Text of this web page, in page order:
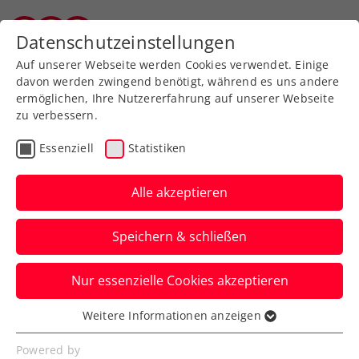
Zurück zur Newsübersicht
Turniere
BAD WALTERSDORF
TROPHY: Munar stürmt
zu Jubiläumstitel
Doch beide Finalisten fühlen sich beim
ATP-Challenger in der Steiermark
merklich wie zu Hause.
Verfasst von: Presseaussendung / Redaktion, 23.09.2024
Datenschutzeinstellungen
Auf unserer Webseite werden Cookies verwendet. Einige
davon werden zwingend benötigt, während es uns andere
ermöglichen, Ihre Nutzererfahrung auf unserer Webseite
zu verbessern.
Essenziell Statistiken
Alle akzeptieren
Speichern & schließen
Nur essenzielle Cookies akzeptieren
Essenziell
Essenzielle Cookies werden für grundlegende
Weitere Informationen anzeigen
Powered by